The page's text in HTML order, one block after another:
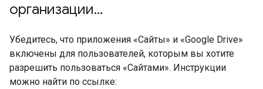
организации...
Убедитесь, что приложения «Сайты» и «Google Drive»
включены для пользователей, которым вы хотите
разрешить пользоваться «Сайтами». Инструкции
можно найти по ссылке: